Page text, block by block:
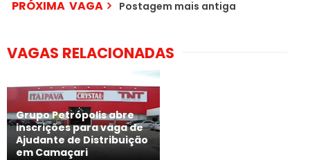
PRÓXIMA VAGA Postagem mais antiga
VAGAS RELACIONADAS
Grupo Petrópolis abre
inscrições para vaga de
Ajudante de Distribuição
em Camaçari